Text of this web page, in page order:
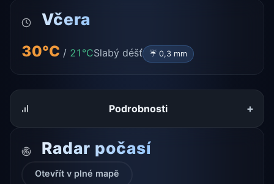
Včera
30°C / 21°CSlabý déšť ☔ 0,3 mm
Podrobnosti +
Radar počasí
Otevřít v plné mapě